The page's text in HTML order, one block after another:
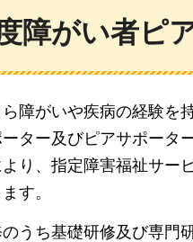
障がい者ピ
ら障がいや疾病の経験を
ター及びピアサポータ
り、指定障害福祉サー
す。
うち基礎研修及び専門